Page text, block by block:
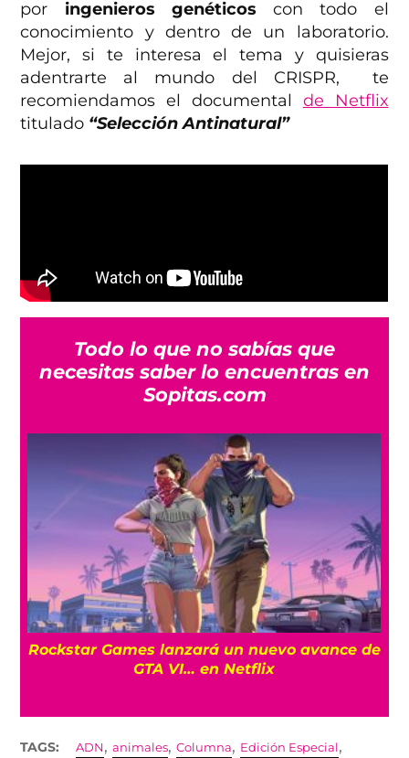
por ingenieros genéticos con todo el
conocimiento y dentro de un laboratorio.
Mejor, si te interesa el tema y quisieras
adentrarte al mundo del CRISPR, te
recomiendamos el documental de Netflix
titulado “Selección Antinatural”
Todo lo que no sabías que
necesitas saber lo encuentras en
Sopitas.com
de
Eclipse solar total del 12 de agosto:
será visible?
TAGS: ADN ,animales,Columna, Edición Especial ,